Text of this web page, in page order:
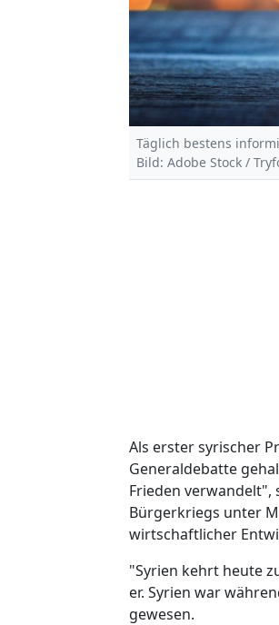
Täglich bestens
Bild: Adobe Stock /
Als erster syrischer
Generaldebatte
Frieden verwandelt",
Bürgerkriegs unter
wirtschaftlicher
"Syrien kehrt heute
er. Syrien war
gewesen.